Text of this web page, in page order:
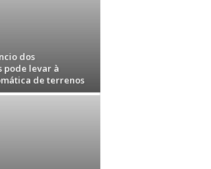
dos
levar à
de terrenos